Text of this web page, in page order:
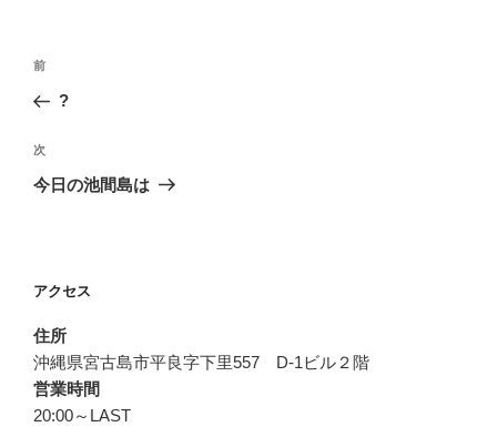
投
ナ
ビ
ゲ
ン
前
の
稿
前
?
次
の
次
今日の池間島は
アクセス
住所
沖縄県宮古島市平良字下里557 D-1ビル２階
営業時間
20:00～LAST